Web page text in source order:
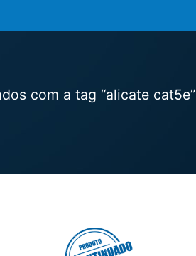
com a tag “alicate cat5e”